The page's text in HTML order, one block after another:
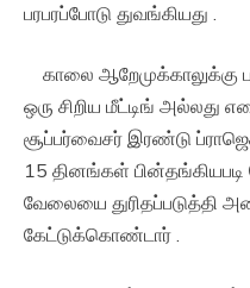
பரபரப்போடு துவங்கியது .
காலை ஆறேமுக்காலுக்கு
ஒரு சிறிய மீட்டிங் அல்லது
சூப்பர்வைசர் இரண்டு
15 தினங்கள் பின்தங்கியபடி
வேலையை துரிதப்படுத்தி
கேட்டுக்கொண்டார் .